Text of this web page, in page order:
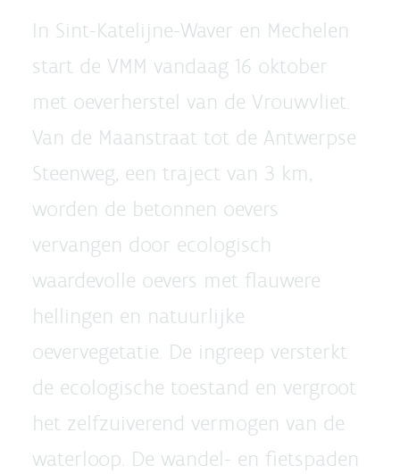
In Sint-Katelijne-Waver en Mechelen
start de VMM vandaag 16 oktober
met oeverherstel van de Vrouwvliet.
Van de Maanstraat tot de Antwerpse
Steenweg, een traject van 3 km,
worden de betonnen oevers
vervangen door ecologisch
waardevolle oevers met flauwere
hellingen en natuurlijke
oevervegetatie. De ingreep versterkt
de ecologische toestand en vergroot
het zelfzuiverend vermogen van de
waterloop. De wandel- en fietspaden